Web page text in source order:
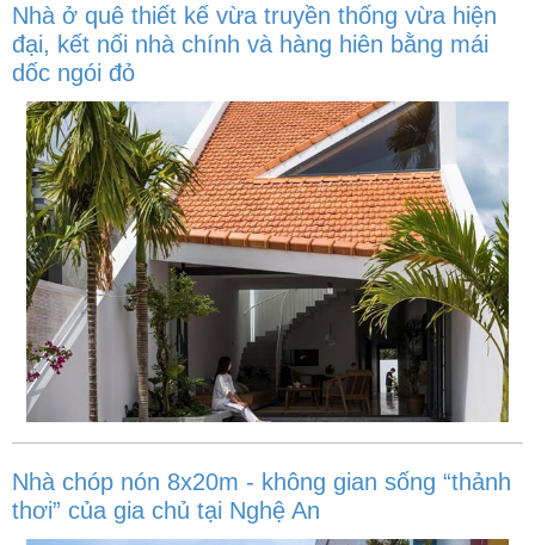
Nhà ở quê thiết kế vừa truyền thống vừa hiện
đại, kết nối nhà chính và hàng hiên bằng mái
dốc ngói đỏ
Nhà chóp nón 8x20m - không gian sống “thảnh
thơi” của gia chủ tại Nghệ An